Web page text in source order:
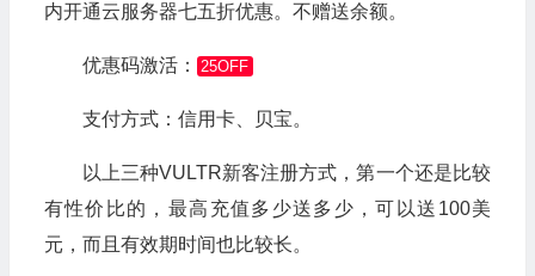
内开通云服务器七五折优惠。不赠送余额。
优惠码激活： 25OFF
支付方式：信用卡、贝宝。
以上三种VULTR新客注册方式，第一个还是比较
有性价比的，最高充值多少送多少，可以送100美
元，而且有效期时间也比较长。